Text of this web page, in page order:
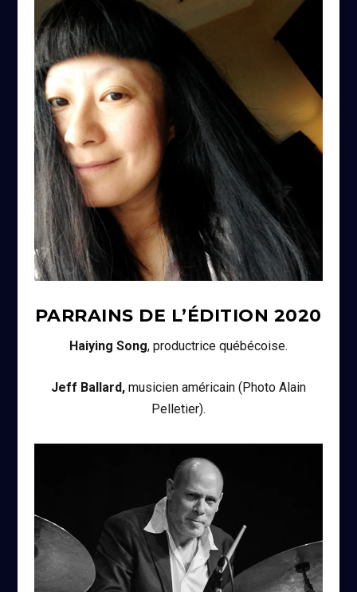
PARRAINS DE L’ÉDITION 2020
Haiying Song, productrice québécoise.
Jeff Ballard,musicien américain (Photo Alain
Pelletier).